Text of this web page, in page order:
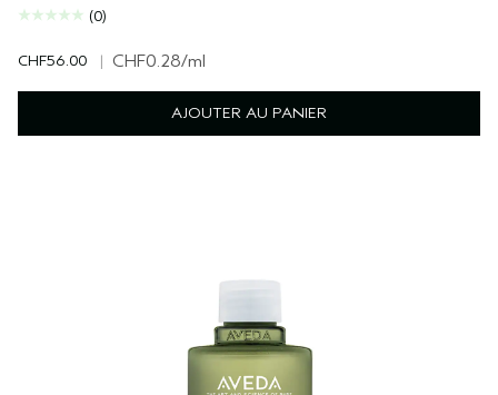
(0)
CHF56.00 | CHF0.28/ml
AJOUTER AU PANIER